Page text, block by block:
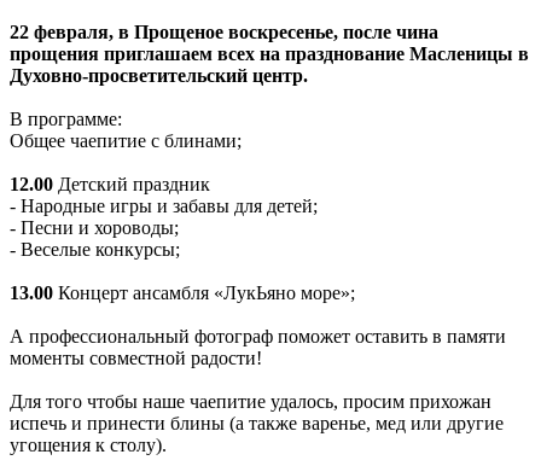
22 февраля, в Прощеное воскресенье, после чина
прощения приглашаем всех на празднование Масленицы в
Духовно-просветительский центр.
В программе:
Общее чаепитие с блинами;
12.00 Детский праздник
- Народные игры и забавы для детей;
- Песни и хороводы;
- Веселые конкурсы;
13.00 Концерт ансамбля «ЛукЬяно море»;
А профессиональный фотограф поможет оставить в памяти
моменты совместной радости!
Для того чтобы наше чаепитие удалось, просим прихожан
испечь и принести блины (а также варенье, мед или другие
угощения к столу).